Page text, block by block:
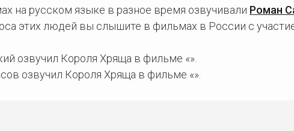
на русском языке в разное время озвучивали Роман
этих людей вы слышите в фильмах в России с
озвучил Короля Хряща в фильме «».
озвучил Короля Хряща в фильме «».